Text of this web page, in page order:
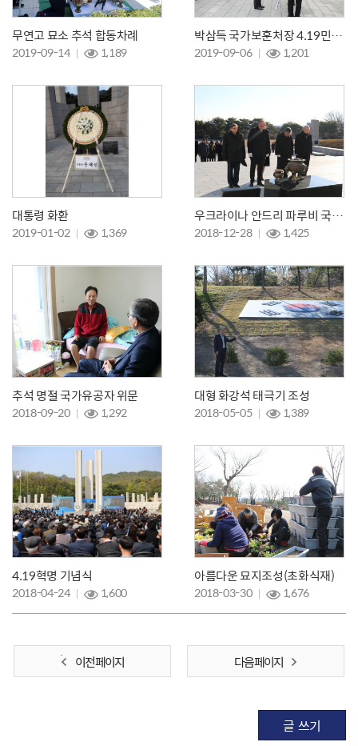
무연고 묘소 추석 합동차례
2019-09-14
1,189
박삼득 국가보훈처장 4.19민주묘지 참배 및 초도순시
2019-09-06
1,201
대통령 화환
2019-01-02
1,369
우크라이나 안드리 파루비 국회의장 참배
2018-12-28
1,425
추석 명절 국가유공자 위문
2018-09-20
1,292
대형 화강석 태극기 조성
2018-05-05
1,389
4.19혁명 기념식
2018-04-24
1,600
아름다운 묘지조성(초화식재)
2018-03-30
1,676
이전 페이지 다음 페이지
글 쓰기